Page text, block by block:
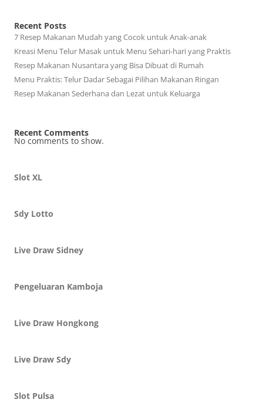
Recent Posts
7 Resep Makanan Mudah yang Cocok untuk Anak-anak
Kreasi Menu Telur Masak untuk Menu Sehari-hari yang Praktis
Resep Makanan Nusantara yang Bisa Dibuat di Rumah
Menu Praktis: Telur Dadar Sebagai Pilihan Makanan Ringan
Resep Makanan Sederhana dan Lezat untuk Keluarga
Recent Comments
No comments to show.
Slot XL
Sdy Lotto
Live Draw Sidney
Pengeluaran Kamboja
Live Draw Hongkong
Live Draw Sdy
Slot Pulsa